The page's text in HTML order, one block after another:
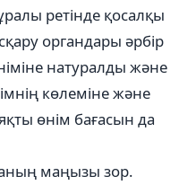
ретінде қосалқы
органдары әрбір
натуралды және
көлеміне және
өнім бағасын да
маңызы зор.